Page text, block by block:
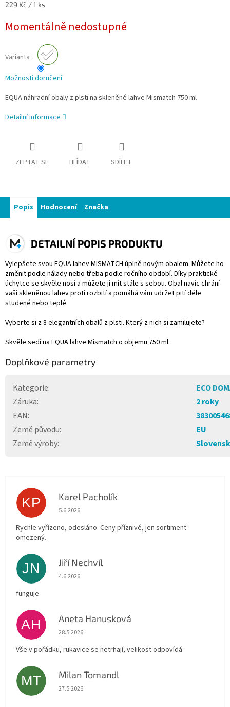
Měrná
229 Kč / 1 ks
Momentálně nedostupné
Varianta
Možnosti doručení
EQUA náhradní obaly z plsti na skleněné lahve Mismatch 750 ml
Detailní informace
ZEPTAT SE HLÍDAT SDÍLET
Popis Hodnocení Značka
DETAILNÍ POPIS PRODUKTU
Vylepšete svou EQUA lahevMISMATCH úplně novým obalem. Můžete ho
změnit podle nálady nebo třeba podle ročního období. Díky praktické
úchytce se skvěle nosí a můžete ji mít stále s sebou. Obal navíc chrání
vaši skleněnou lahev proti rozbití a pomáhá vám udržet pití déle
studené nebo teplé.
Vyberte si z 8 elegantních obalů z plsti. Který z nich si zamilujete?
Skvěle sedí na EQUA lahve Mismatch o objemu 750 ml.
Doplňkové parametry
Kategorie:
ECO
Záruka:
2 roky
EAN:
Země původu:
EU
Země výroby:
KP Karel Pacholík
Hodnocení obchodu je 4 z 5 hvězdiček.
5.6.2026
Rychle vyřízeno, odesláno. Ceny příznivé, jen sortiment
omezený.
JN Jiří Nechvíl
Hodnocení obchodu je 5 z 5 hvězdiček.
4.6.2026
funguje.
AH Aneta Hanusková
Hodnocení obchodu je 5 z 5 hvězdiček.
28.5.2026
Vše v pořádku, rukavice se netrhají, velikost odpovídá.
MT Milan Tomandl
Hodnocení obchodu je 5 z 5 hvězdiček.
27.5.2026